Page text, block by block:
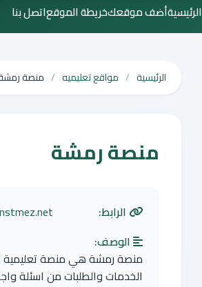
الرئيسيةأضف موقعكخريطة الموقعاتصل بنا
الرئيسية مواقع تعليميه منصة
منصة رمشة
الرابط:
الوصف:
منصة رمشة هي منصة تعليمية
الخدمات والطلبات من اسئلة